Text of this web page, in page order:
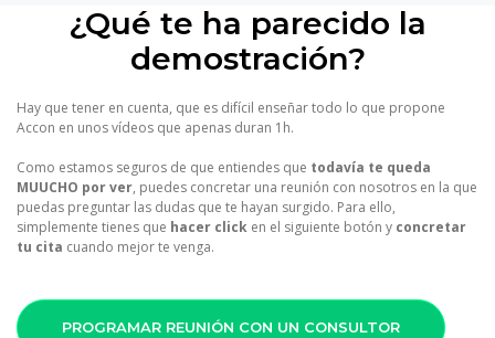
¿Qué te ha parecido la
demostración?
Hay que tener en cuenta, que es difícil enseñar todo lo que propone
Accon en unos vídeos que apenas duran 1h.
Como estamos seguros de que entiendes que todavía te queda
MUUCHO por ver, puedes concretar una reunión con nosotros en la que
puedas preguntar las dudas que te hayan surgido. Para ello,
simplemente tienes que hacer click en el siguiente botón y concretar
tu cita cuando mejor te venga.
PROGRAMAR REUNIÓN CON UN CONSULTOR